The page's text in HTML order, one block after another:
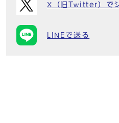
X（旧Twitter）で
LINEで送る